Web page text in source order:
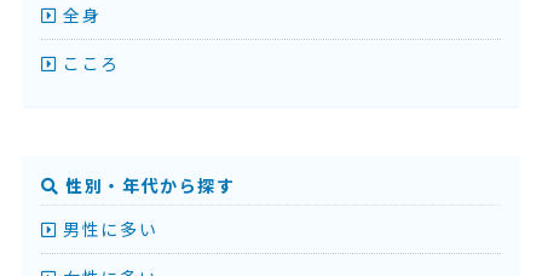
全身
こころ
性別・年代から探す
男性に多い